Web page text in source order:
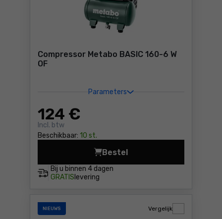
Compressor Metabo BASIC 160-6 W
OF
Parameters
124 €
Incl. btw
Beschikbaar: 10 st.
Bij u binnen 4 dagen
GRATIS levering
Bestel
Compressor Metabo BASIC
NIEUWS Vergelijk